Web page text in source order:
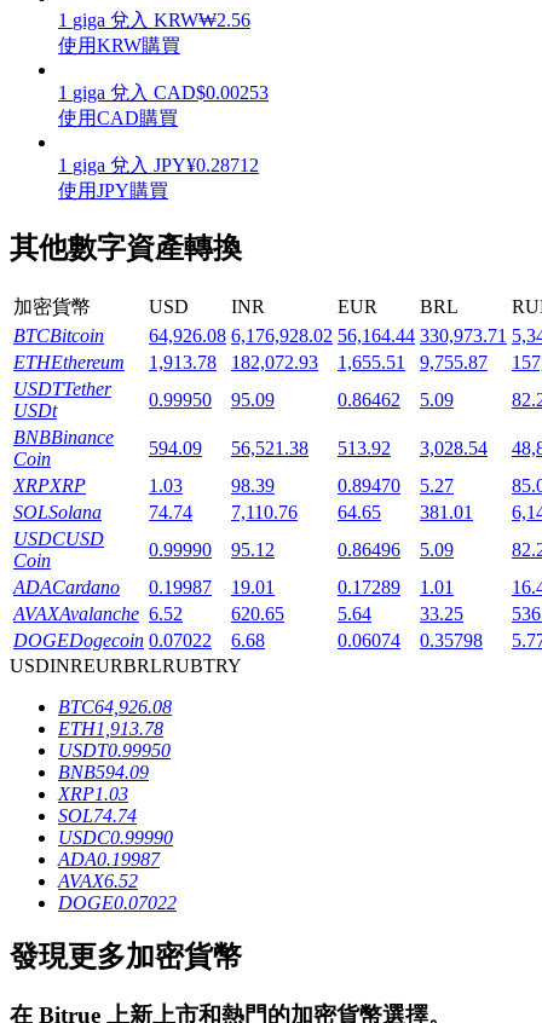
一鍵質押鎖定高收益
Launchpool
活期質押獲得熱門資產
鎖倉BTR
輕鬆獲得多重福利
借貸寶
借貸數字貨幣，及時且安全的服務
1 giga 兌入 KRW₩2.56
使用KRW購買
1 giga 兌入 CAD$0.00253
使用CAD購買
1 giga 兌入 JPY¥0.28712
使用JPY購買
其他數字資產轉換
加密貨幣 USD INR EUR BRL
BTCBitcoin 64,926.08 6,176,928.02 56,164.44 330,973.71
ETHEthereum 1,913.78 182,072.93 1,655.51 9,755.87
USDTTether
USDt
0.99950 95.09 0.86462 5.09
BNBBinance
Coin
594.09 56,521.38 513.92 3,028.54
XRPXRP 1.03 98.39 0.89470 5.27
SOLSolana 74.74 7,110.76 64.65 381.01
USDCUSD
Coin
0.99990 95.12 0.86496 5.09
ADACardano 0.19987 19.01 0.17289 1.01
AVAXAvalanche 6.52 620.65 5.64 33.25
DOGEDogecoin 0.07022 6.68 0.06074 0.35798
USDINREURBRLRUBTRY
BTC64,926.08
ETH1,913.78
USDT0.99950
BNB594.09
XRP1.03
SOL74.74
USDC0.99990
ADA0.19987
AVAX6.52
DOGE0.07022
發現更多加密貨幣
在 Bitrue 上新上市和熱門的加密貨幣選擇。